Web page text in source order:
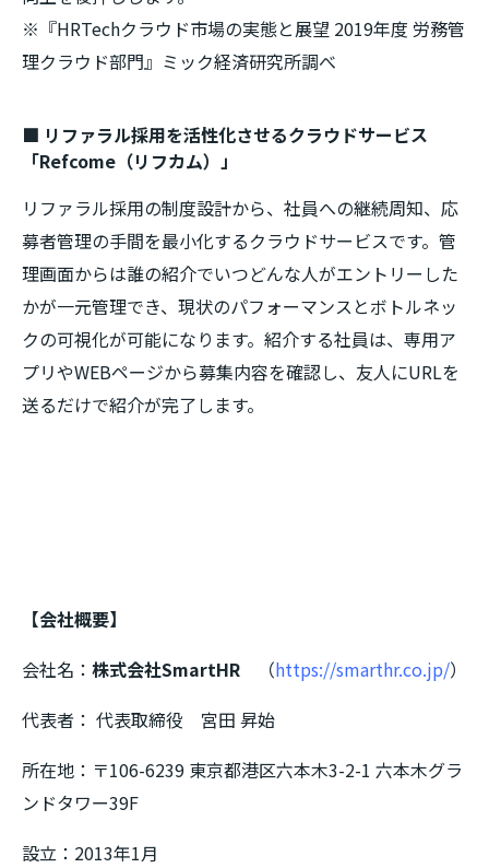
※『HRTechクラウド市場の実態と展望 2019年度 労務管
理クラウド部門』ミック経済研究所調べ
■ リファラル採用を活性化させるクラウドサービス
「Refcome（リフカム）」
リファラル採用の制度設計から、社員への継続周知、応
募者管理の手間を最小化するクラウドサービスです。管
理画面からは誰の紹介でいつどんな人がエントリーした
かが一元管理でき、現状のパフォーマンスとボトルネッ
クの可視化が可能になります。紹介する社員は、専用ア
プリやWEBページから募集内容を確認し、友人にURLを
送るだけで紹介が完了します。
【会社概要】
会社名： 株式会社SmartHR （https://smarthr.co.jp/）
代表者： 代表取締役 宮田 昇始
所在地：〒106-6239 東京都港区六本木3-2-1 六本木グラ
ンドタワー39F
設立：2013年1月